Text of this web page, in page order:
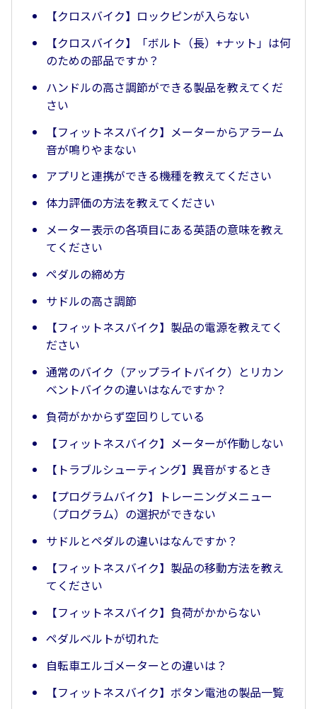
【クロスバイク】ロックピンが入らない
【クロスバイク】「ボルト（長）+ナット」は何
のための部品ですか？
ハンドルの高さ調節ができる製品を教えてくだ
さい
【フィットネスバイク】メーターからアラーム
音が鳴りやまない
アプリと連携ができる機種を教えてください
体力評価の方法を教えてください
メーター表示の各項目にある英語の意味を教え
てください
ペダルの締め方
サドルの高さ調節
【フィットネスバイク】製品の電源を教えてく
ださい
通常のバイク（アップライトバイク）とリカン
ベントバイクの違いはなんですか？
負荷がかからず空回りしている
【フィットネスバイク】メーターが作動しない
【トラブルシューティング】異音がするとき
【プログラムバイク】トレーニングメニュー
（プログラム）の選択ができない
サドルとペダルの違いはなんですか？
【フィットネスバイク】製品の移動方法を教え
てください
【フィットネスバイク】負荷がかからない
ペダルベルトが切れた
自転車エルゴメーターとの違いは？
【フィットネスバイク】ボタン電池の製品一覧